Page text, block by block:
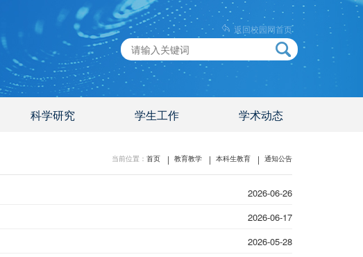
返回校园网首页
科学研究 学生工作 学术动态
当前位置： 首页 教育教学 本科生教育 通知公告
2026-06-26
2026-06-17
2026-05-28